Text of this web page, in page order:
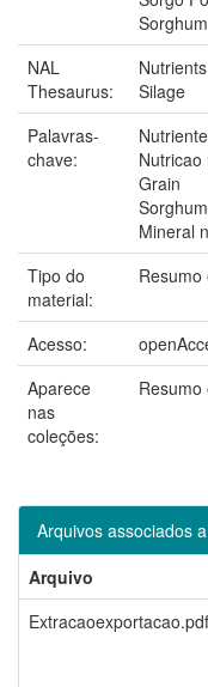
NAL
Thesaurus:
Nutrients
Silage
Palavras-
chave:
Nutricao
Grain
Sorghum
Mineral
Tipo do
material:
Acesso:
Aparece
nas
coleções:
Resumo
Arquivos associados
Arquivo
Extracaoexportacao.pdf